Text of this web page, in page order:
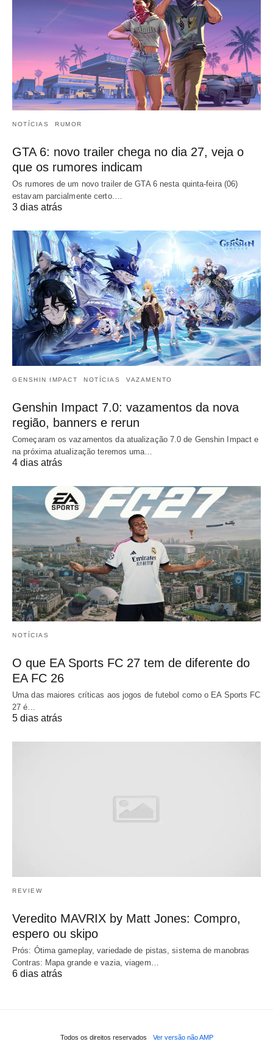
NOTÍCIAS RUMOR
GTA 6: novo trailer chega no dia 27, veja o
que os rumores indicam
Os rumores de um novo trailer de GTA 6 nesta quinta-feira (06)
estavam parcialmente certo.…
3 dias atrás
GENSHIN IMPACT NOTÍCIAS VAZAMENTO
Genshin Impact 7.0: vazamentos da nova
região, banners e rerun
Começaram os vazamentos da atualização 7.0 de Genshin Impact e
na próxima atualização teremos uma…
4 dias atrás
NOTÍCIAS
O que EA Sports FC 27 tem de diferente do
EA FC 26
Uma das maiores críticas aos jogos de futebol como o EA Sports FC
27 é…
5 dias atrás
REVIEW
Veredito MAVRIX by Matt Jones: Compro,
espero ou skipo
Prós: Ótima gameplay, variedade de pistas, sistema de manobras
Contras: Mapa grande e vazia, viagem…
6 dias atrás
Todos os direitos reservados Ver versão não AMP